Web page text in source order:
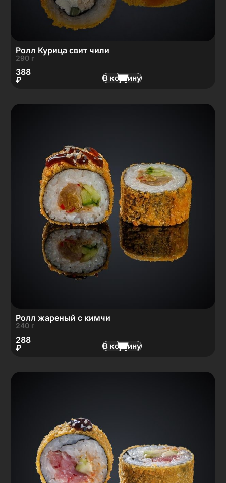
Ролл Курица свит чили
290 г
388
₽
В корзину
Ролл жареный с кимчи
240 г
288
₽
В корзину